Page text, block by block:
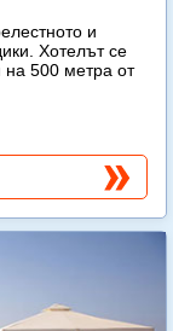
и
Хотелът се
500 метра от